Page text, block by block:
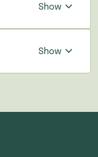
Show
Show